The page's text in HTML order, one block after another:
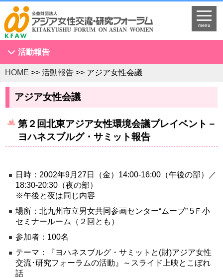
menu
活動報告
アジア女性会議
NGOセミナー
KFAWアジア研究者ネットワーク開催セミナー
国際理解促進事業
国連
調査・研究
国際研修
環境
教育
国際交流
HOME >> 活動報告 >> アジア女性会議
アジア女性会議
第２回北東アジア女性環境会議プレイベント－
ヨハネスブルグ・サミット報告
日時：2002年9月27日（金）14:00-16:00（午後の部）／
18:30-20:30（夜の部）
※午後と夜は同じ内容
場所：北九州市立男女共同参画センター“ムーブ” 5Ｆ小
セミナールーム（２回とも）
参加者：100名
テーマ：『ヨハネスブルグ・サミットと(財)アジア女性
交流･研究フォーラムの活動』～スライド上映とこぼれ
話